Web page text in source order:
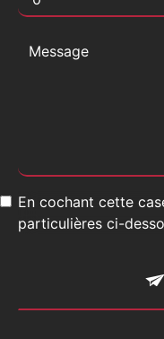
En cochant cette
particulières ci-